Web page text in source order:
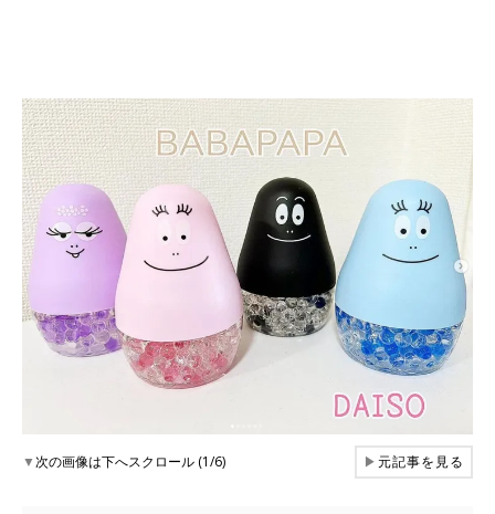
▼次の画像は下へスクロール (1/6) ▶元記事を見る